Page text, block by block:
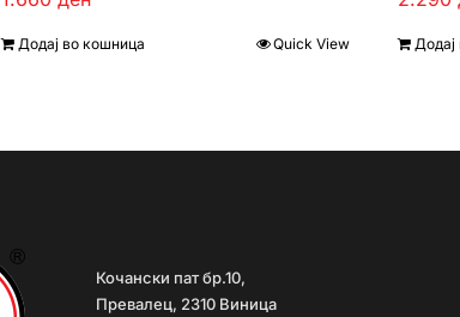
Додај во кошница Quick View
Кочански пат бр.10,
Превалец, 2310 Виница